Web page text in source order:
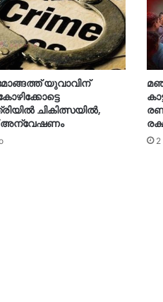
യുവാവിന്
ചികിത്സയിൽ,
അന്വേഷണം
2